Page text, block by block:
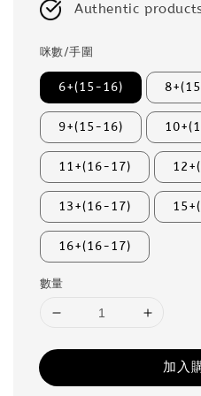
Authentic
咪數/手圍
6+(15-16)
9+(15-16)
11+(16-17)
13+(16-17)
16+(16-17)
數量
加入